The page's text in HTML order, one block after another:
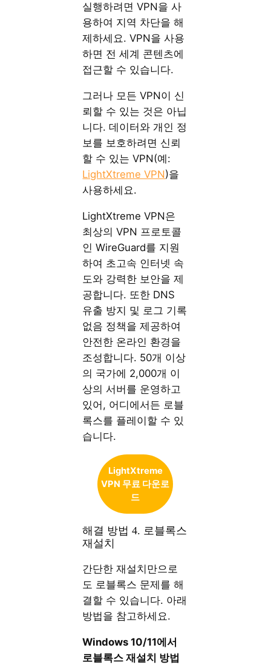
실행하려면 VPN을 사
용하여 지역 차단을 해
제하세요. VPN을 사용
하면 전 세계 콘텐츠에
접근할 수 있습니다.
그러나 모든 VPN이 신
뢰할 수 있는 것은 아닙
니다. 데이터와 개인 정
보를 보호하려면 신뢰
할 수 있는 VPN(예:
LightXtreme VPN)을
사용하세요.
LightXtreme VPN은
최상의 VPN 프로토콜
인 WireGuard를 지원
하여 초고속 인터넷 속
도와 강력한 보안을 제
공합니다. 또한 DNS
유출 방지 및 로그 기록
없음 정책을 제공하여
안전한 온라인 환경을
조성합니다. 50개 이상
의 국가에 2,000개 이
상의 서버를 운영하고
있어, 어디에서든 로블
록스를 플레이할 수 있
습니다.
LightXtreme
VPN 무료 다운로
드
해결 방법 4. 로블록스
재설치
간단한 재설치만으로
도 로블록스 문제를 해
결할 수 있습니다. 아래
방법을 참고하세요.
Windows 10/11에서
로블록스 재설치 방법